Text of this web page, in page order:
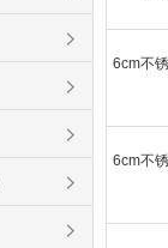
6cm不
6cm不